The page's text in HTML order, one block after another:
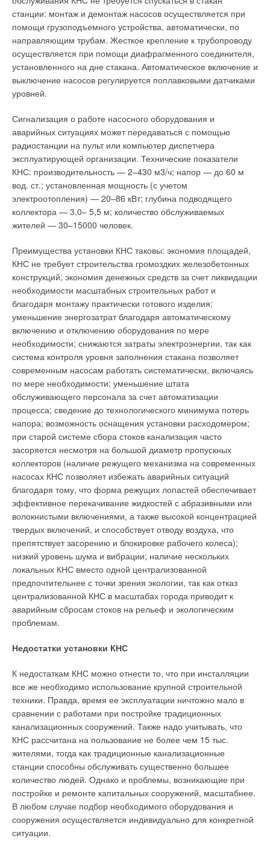
станции: монтаж и демонтаж насосов осуществляется при
помощи грузоподъемного устройства, автоматически, по
направляющим трубам. Жесткое крепление к трубопроводу
осуществляется при помощи диафрагменного соединителя,
установленного на дне стакана. Автоматическое включение и
выключение насосов регулируется поплавковыми датчиками
уровней.
Сигнализация о работе насосного оборудования и
аварийных ситуациях может передаваться с помощью
радиостанции на пульт или компьютер диспетчера
эксплуатирующей организации. Технические показатели
КНС: производительность — 2–430 м3/ч; напор — до 60 м
вод. ст.; установленная мощность (с учетом
электроотопления) — 20–86 кВт; глубина подводящего
коллектора — 3,0– 5,5 м; количество обслуживаемых
жителей — 30–15000 человек.
Преимущества установки КНС таковы: экономия площадей,
КНС не требует строительства громоздких железобетонных
конструкций; экономия денежных средств за счет ликвидации
необходимости масштабных строительных работ и
благодаря монтажу практически готового изделия;
уменьшение энергозатрат благодаря автоматическому
включению и отключению оборудования по мере
необходимости; снижаются затраты электроэнергии, так как
система контроля уровня заполнения стакана позволяет
современным насосам работать систематически, включаясь
по мере необходимости; уменьшение штата
обслуживающего персонала за счет автоматизации
процесса; сведение до технологического минимума потерь
напора; возможность оснащения установки расходомером;
при старой системе сбора стоков канализация часто
засоряется несмотря на большой диаметр пропускных
коллекторов (наличие режущего механизма на современных
насосах КНС позволяет избежать аварийных ситуаций
благодаря тому, что форма режущих лопастей обеспечивает
эффективное перекачивание жидкостей с абразивными или
волокнистыми включениями, а также высокой концентрацией
твердых включений, и способствует отводу воздуха, что
препятствует засорению и блокировке рабочего колеса);
низкий уровень шума и вибрации; наличие нескольких
локальных КНС вместо одной централизованной
предпочтительнее с точки зрения экологии, так как отказ
централизованной КНС в масштабах города приводит к
аварийным сбросам стоков на рельеф и экологическим
проблемам.
Недостатки установки КНС
К недостаткам КНС можно отнести то, что при инсталляции
все же необходимо использование крупной строительной
техники. Правда, время ее эксплуатации ничтожно мало в
сравнении с работами при постройке традиционных
канализационных сооружений. Также надо учитывать, что
КНС рассчитана на пользование не более чем 15 тыс.
жителями, тогда как традиционные канализационные
станции способны обслуживать существенно большее
количество людей. Однако и проблемы, возникающие при
постройке и ремонте капитальных сооружений, масштабнее.
В любом случае подбор необходимого оборудования и
сооружения осуществляется индивидуально для конкретной
ситуации.
В случае превышения величины утечки теплоносителя до
20–25 м3 в день, сразу же принимаются необходимые меры
по нахождению мест утечек, благодаря использованию
различных методов (в частности, применяется
тепловизионная диагностика).
Потребители тепловой энергии.
потребителей, по данным компании Refuna, составляет
около 2600 (примерно 15 тыс. человек). Подключенная
тепловая нагрузка от АЭС «Безнау» составляет около 80
МВт. Подключение потребителей тепловой энергии, идущей
на нужды отопления и ГВС, производится по независимой
схеме через индивидуальные тепловые пункты (ИТП). Только
один промышленный потребитель был подключен по
зависимой схеме (то есть напрямую), водяная система
отопления которого также как и система ЦТ работает под
Тариф на тепловую энергию является двухставочным,
формируемый из переменной (за количество потребленной
тепловой энергии) и постоянной (за подключенную нагрузку)
ставок. Другие жители коммун, не подключенные к системе
ЦТ от АЭС «Безнау», получают тепловую энергию, как
правило, от котельных на органическом виде топлива или за
счет установленных тепловых насосов. Стоит отметить, что в
Швейцарии малые и средние ГЭС в количестве 1300 шт.
ежегодно вырабатывают около 56 % всей электроэнергии,
что способствует широкому использованию тепловых
насосов.
Теперь несколько слов о тарифах на тепловую энергию от
различных источников энергии. Для потребителей,
«запитанных» от системы ЦТ, он не менялся уже долгие
годы и сегодня составляет в среднем 0,08 франков за 1
кВт⋅ч. Стоимость же тепловой энергии, получаемой
потребителями от котельных на органическом виде топлива,
в период с 1997 по 2011 годы возросла в среднем с 0,05 до
0,09 франков за 1 кВт⋅ч. Стоимость тепловой энергии,
полученной в тепловом насосе, в среднем сегодня
составляет 0,05 франков за 1 кВт⋅ч. Все тарифы указаны без
учета инвестиционной составляющей и издержек со стороны
поставщиков энергии.
Эффективность системы ЦТ.
Утилизация части сбросной
теплоты АЭС «Безнау» (около 100 тыс. МВт⋅ч/год), которое
традиционно сбрасывалось в реку Аарэ, позволяет ежегодно
экономить до 20 тыс. тонн жидкого топлива, что в пересчете
на годовой объем выбросов вредных газов составляет: 50
тыс. тонн CO2, 100 тонн SO2 и 50 тонн NOX.
Словакия
Атомная энергетика
полностью доминирует в производстве
электрической энергии в Словакии. В стране работает две
атомные станции с реакторами ВВЭР-440: АЭС «Богунице»
(Bohunice) и АЭС «Моховце» (Mochovce). При
присоединении к Евросоюзу Словацкой республике
пришлось заплатить высокую цену: в соответствии с
соответствующем соглашением 31 декабря 2006 года был
остановлен энергоблок №1, а 31 декабря 2008 года —
энергоблок №2 первой очереди АЭС, которые в общей
сложности вырабатывали около 20 % всей электроэнергии в
стране.
изготовление, прокладку и обслуживание, и повысив, тем
самым, капитальные затраты на монтаж, наладку и
эксплуатацию сетей теплоснабжения.
По предварительным подсчетам, при больших расходах
теплофикационной воды (2000–4500 т/ч), диаметры
трубопроводов возрастут, в зависимости от гидравлической
увязки, на 30–45 %. При невысоких расходах (300–1500 т/ч)
Повышенный расход теплоносителя повлияет и на
мощности сетевых насосов, что повысит затраты на
электроэнергию. На сегодняшний день, согласно данным
узлов учета, температура подаваемой воды в тепловых сетях
практически повсеместно ниже проектной температуры в 150
°C.
Отрегулировать тепловую систему и устранить потери
теплоты при транспортировке для приведения сетей
очень сложной, экономически затратной и нецелесообразной
задачей. Приняв во внимание все вышеуказанные факторы,
можно сделать вывод о том, что на сегодняшний день
существует необходимость детального исследования
низкотемпературных систем теплоснабжения.
Необходимо провести точные расчеты, подтвердив их
натурными экспериментами, для оценки изменения всех
параметров сетей теплоснабжения и экономической
целесообразности перевода систем на низкотемпературные
режимы. Также в результате этих расчетов и экспериментов
необходимо определить, какой именно низкотемпературный
график теплоснабжения является наиболее подходящим с
точки зрения улучшения состояния тепловых сетей и
энергетической эффективности теплоснабжения в целом,
повышения комфорта в зданиях и уменьшения капитальных
затрат.
Авдолимов Е.М. Реконструкция водяных тепловых сетей. — М:
Стройиздат, 1990.
Гершкович В.Ф. Сто пятьдесят… Норма или перебор? //
Энергосбережение, №5/2004.
теплоносителя в современной системе водяного отопления. —
Труды VII-го съезда АВОК, 2000.
Николаев А.А. Проектирование тепловых сетей. — М., 1965.
Реутов Б.Ф., Наумов А.Л., Семенов В.Г. и др. Национальный доклад
«Теплоснабжение Российской Федерации. Пути выхода из
Родионов В.Г. Энергетика. Проблемы настоящего и возможности
будущего. — М., 2010.
Читайте по теме:
Thermo: чем отличаются три серии
ЖУРНАЛ СОК АВГУСТ 2026
Об утилизации тепловых отходов
ЖУРНАЛ СОК ИЮНЬ 2026
→
Совершенствование отопительно-вентиляционных
систем коррекцией процессов регулирования
ЖУРНАЛ СОК ИЮНЬ 2026
→
Теплотехнические характеристики лучисто-конвективной
панели при эксплуатации в действующей котельной
ЖУРНАЛ СОК ИЮНЬ 2026
→
Водонагреватель Royal Thermo Smalto Inverter:
интеллект, стиль и энергоэффективность